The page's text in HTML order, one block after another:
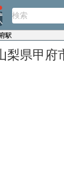
駅
梨県甲府